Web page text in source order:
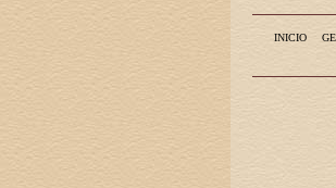
INICIO